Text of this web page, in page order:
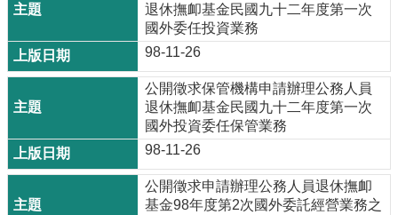
退休撫卹基金民國九十二年度第一次
國外委任投資業務
98-11-26
公開徵求保管機構申請辦理公務人員
退休撫卹基金民國九十二年度第一次
國外投資委任保管業務
98-11-26
公開徵求申請辦理公務人員退休撫卹
基金98年度第2次國外委託經營業務之